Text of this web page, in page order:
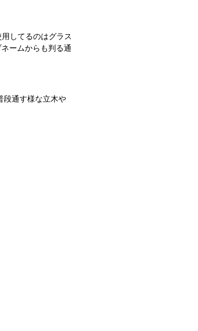
してるのはグラス
ームからも判る通
段通す様な立木や